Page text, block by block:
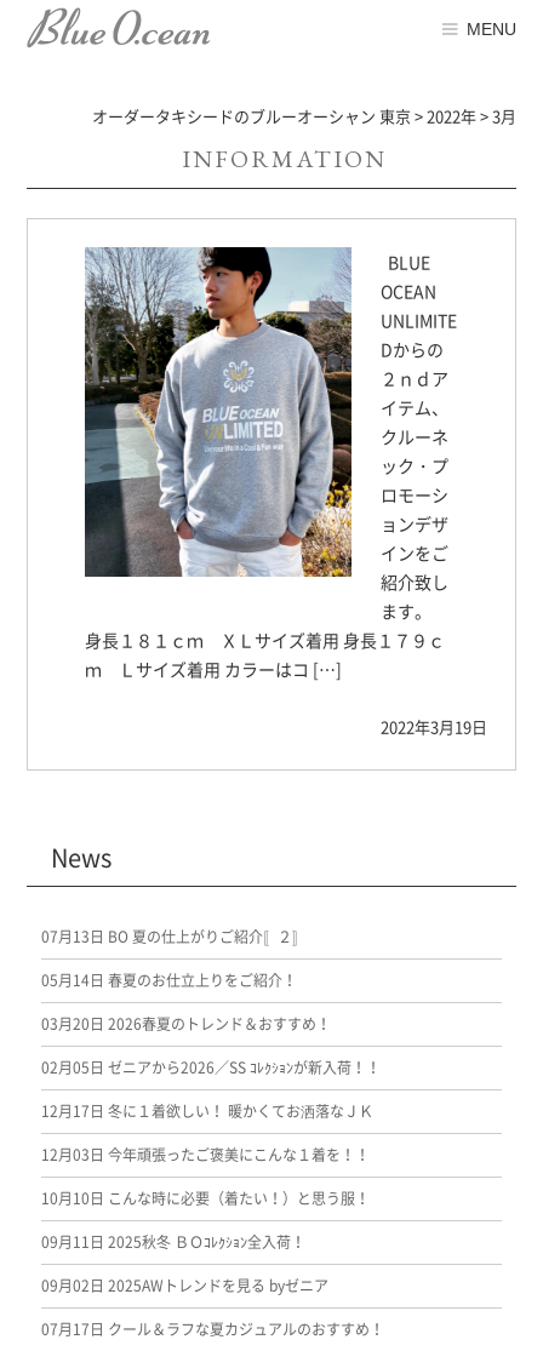
MENU
オーダータキシードのブルーオーシャン 東京 >2022年>3月
INFORMATION
BLUE
OCEAN
UNLIMITE
Dからの
２ｎｄア
イテム、
クルーネ
ック・プ
ロモーシ
ョンデザ
インをご
紹介致し
ます。
身長１８１ｃｍ ＸＬサイズ着用 身長１７９ｃ
ｍ Ｌサイズ着用 カラーはコ […]
2022年3月19日
News
07月13日 BO 夏の仕上がりご紹介〚２〛
05月14日 春夏のお仕立上りをご紹介！
03月20日 2026春夏のトレンド＆おすすめ！
02月05日 ゼニアから2026／SS ｺﾚｸｼｮﾝが新入荷！！
12月17日 冬に１着欲しい！ 暖かくてお洒落なＪＫ
12月03日 今年頑張ったご褒美にこんな１着を！！
10月10日 こんな時に必要（着たい！）と思う服！
09月11日 2025秋冬 ＢＯｺﾚｸｼｮﾝ全入荷！
09月02日 2025AWトレンドを見る byゼニア
07月17日 クール＆ラフな夏カジュアルのおすすめ！